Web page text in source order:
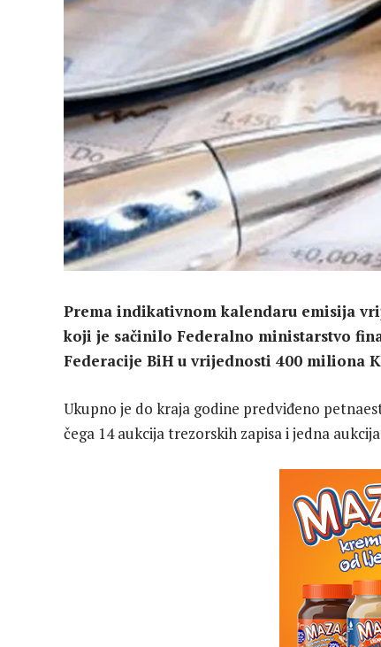
Prema indikativnom kalendaru emisija
koji je sačinilo Federalno ministarstvo
Federacije BiH u vrijednosti 400 miliona
Ukupno je do kraja godine predviđeno
čega 14 aukcija trezorskih zapisa i jedna